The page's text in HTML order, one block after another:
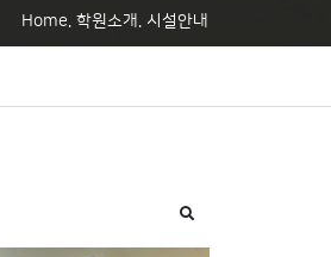
Home. 학원소개. 시설안내